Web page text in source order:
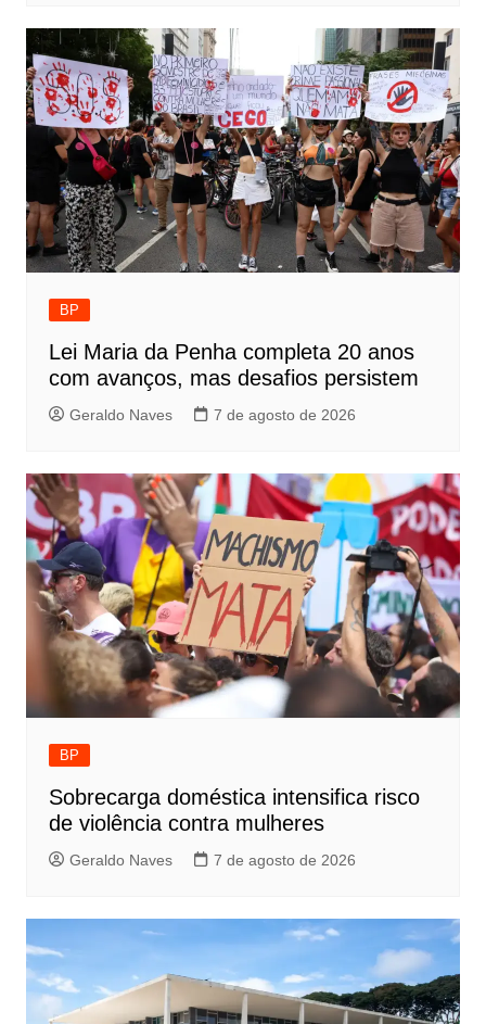
BP
Lei Maria da Penha completa 20 anos
com avanços, mas desafios persistem
Geraldo Naves 7 de agosto de 2026
BP
Sobrecarga doméstica intensifica risco
de violência contra mulheres
Geraldo Naves 7 de agosto de 2026